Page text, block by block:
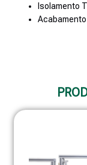
Isolamento